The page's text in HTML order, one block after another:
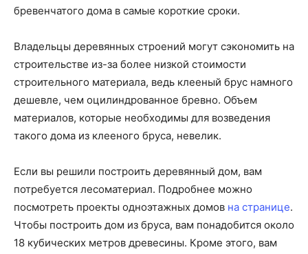
бревенчатого дома в самые короткие сроки.
Владельцы деревянных строений могут сэкономить на
строительстве из-за более низкой стоимости
строительного материала, ведь клееный брус намного
дешевле, чем оцилиндрованное бревно. Объем
материалов, которые необходимы для возведения
такого дома из клееного бруса, невелик.
Если вы решили построить деревянный дом, вам
потребуется лесоматериал. Подробнее можно
посмотреть проекты одноэтажных домов на странице.
Чтобы построить дом из бруса, вам понадобится около
18 кубических метров древесины. Кроме этого, вам